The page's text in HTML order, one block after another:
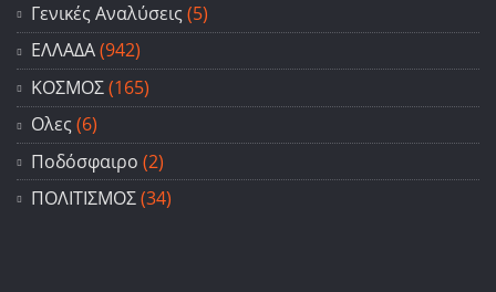
Γενικές Αναλύσεις (5)
ΕΛΛΑΔΑ(942)
ΚΟΣΜΟΣ(165)
Ολες (6)
Ποδόσφαιρο (2)
ΠΟΛΙΤΙΣΜΟΣ(34)